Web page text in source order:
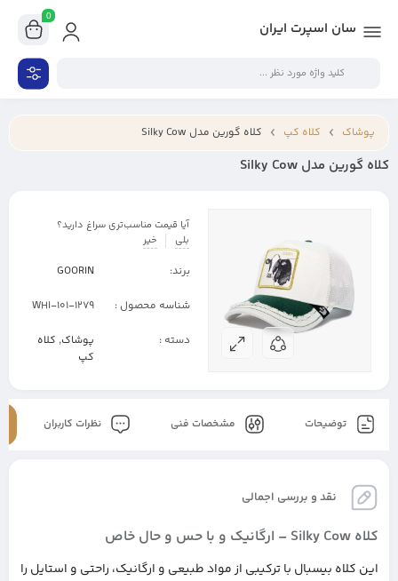
سان اسپرت ایران
0
پوشاک کلاه کپ کلاه گورین مدل Silky Cow
کلاه گورین مدل Silky Cow
آیا قیمت مناسب‌تری سراغ دارید؟
بلی
خیر
برند: GOORIN
شناسه محصول : 101-1279-WHI
دسته : پوشاک, کلاه
کپ
توضیحات مشخصات فنی نظرات کاربران
نقد و بررسی اجمالی
کلاه Silky Cow – ارگانیک و با حس و حال خاص
این کلاه بیسبال با ترکیبی از مواد طبیعی و ارگانیک، راحتی و استایل را